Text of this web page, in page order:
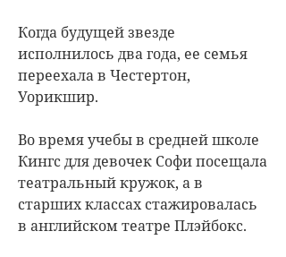
Когда будущей звезде
исполнилось два года, ее семья
переехала в Честертон,
Уорикшир.
Во время учебы в средней школе
Кингс для девочек Софи посещала
театральный кружок, а в
старших классах стажировалась
в английском театре Плэйбокс.